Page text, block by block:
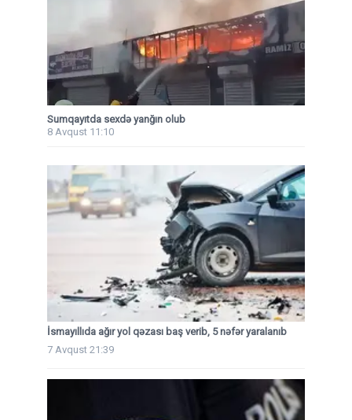
Sumqayıtda sexdə yanğın olub
8 Avqust 11:10
İsmayıllıda ağır yol qəzası baş verib, 5 nəfər yaralanıb
7 Avqust 21:39